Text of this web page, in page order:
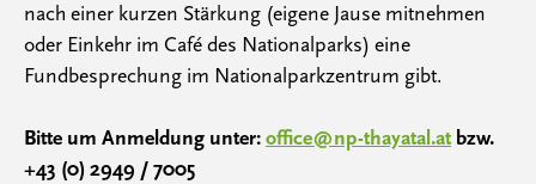
nach einer kurzen Stärkung (eigene Jause mitnehmen
oder Einkehr im Café des Nationalparks) eine
Fundbesprechung im Nationalparkzentrum gibt.
Bitte um Anmeldung unter:office@np-thayatal.atbzw.
+43 (0) 2949 / 7005